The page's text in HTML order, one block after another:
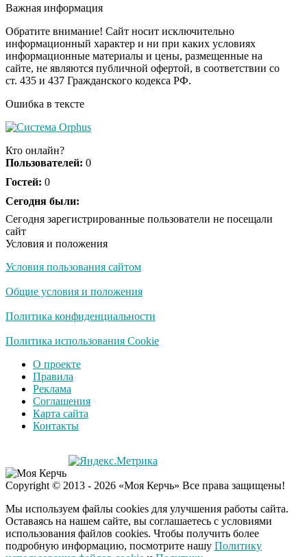
i
Ролик длится пару
секунд, но вы будете в
шоке от увиденного
Почему в школе
некому тренировать
Важная информация
Обратите внимание! Сайт носит исключительно
информационный характер и ни при каких условиях
информационные материалы и цены, размещенные на
сайте, не являются публичной офертой, в соответствии со
ст. 435 и 437 Гражданского кодекса РФ.
Ошибка в тексте
Кто онлайн?
Пользователей: 0
Гостей: 0
Сегодня были:
Сегодня зарегистрированные пользователи не посещали
сайт
Условия и положения
Условия пользования сайтом
Общие условия и положения
Политика конфиденциальности
Политика использования Cookie
О проекте
Правила
Реклама
Соглашения
Карта сайта
Контакты
Copyright © 2013 - 2026 «Моя Керчь» Все права защищены!
Мы используем файлы cookies для улучшения работы сайта.
Оставаясь на нашем сайте, вы соглашаетесь с условиями
использования файлов cookies. Чтобы получить более
подробную информацию, посмотрите нашу Политику